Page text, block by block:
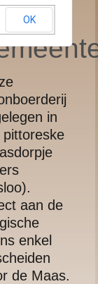
OK
in
pittoreske
aan de
enkel
de Maas.